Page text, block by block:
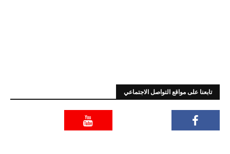
تابعنا على مواقع التواصل الاجتماعي